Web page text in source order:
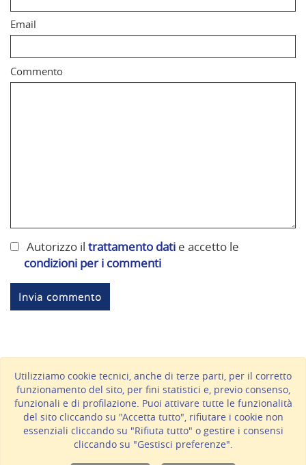
Email
Commento
Autorizzo iltrattamento dati e accetto le
condizioni per i commenti
BARTOLI VERNICI SRL- P.IVA 00955440417 - C.S. € 120.000
i.v. - REA PS-97694
Via Renato Serra 2/4/6, 61122 Pesaro (PU)
+39 0721 281265- Fax +39 0721 450077 -
Utilizziamo cookie tecnici, anche di terze parti, per il corretto
funzionamento del sito, per fini statistici e, previo consenso,
funzionali e di profilazione. Puoi attivare tutte le funzionalità
del sito cliccando su "Accetta tutto", rifiutare i cookie non
essenziali cliccando su "Rifiuta tutto" o gestire i consensi
cliccando su "Gestisci preferenze".